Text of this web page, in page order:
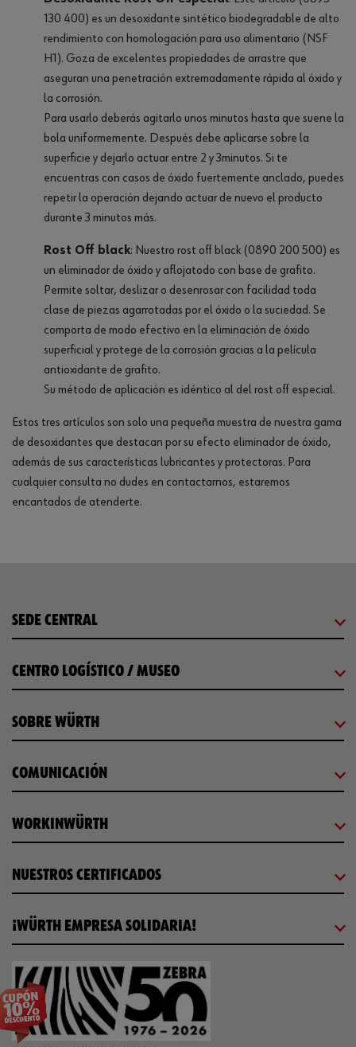
130 400) es un desoxidante sintético biodegradable de alto
rendimiento con homologación para uso alimentario (NSF
H1). Goza de excelentes propiedades de arrastre que
aseguran una penetración extremadamente rápida al óxido y
la corrosión.
Para usarlo deberás agitarlo unos minutos hasta que suene la
bola uniformemente. Después debe aplicarse sobre la
superficie y dejarlo actuar entre 2 y 3minutos. Si te
encuentras con casos de óxido fuertemente anclado, puedes
repetir la operación dejando actuar de nuevo el producto
durante 3 minutos más.
Rost Off black: Nuestro rost off black (0890 200 500) es
un eliminador de óxido y aflojatodo con base de grafito.
Permite soltar, deslizar o desenrosar con facilidad toda
clase de piezas agarrotadas por el óxido o la suciedad. Se
comporta de modo efectivo en la eliminación de óxido
superficial y protege de la corrosión gracias a la película
antioxidante de grafito.
Su método de aplicación es idéntico al del rost off especial.
Estos tres artículos son solo una pequeña muestra de nuestra gama
de desoxidantes que destacan por su efecto eliminador de óxido,
además de sus características lubricantes y protectoras. Para
cualquier consulta no dudes en contactarnos, estaremos
encantados de atenderte.
SEDE CENTRAL
CENTRO LOGÍSTICO / MUSEO
SOBRE WÜRTH
COMUNICACIÓN
WORKINWÜRTH
NUESTROS CERTIFICADOS
¡WÜRTH EMPRESA SOLIDARIA!